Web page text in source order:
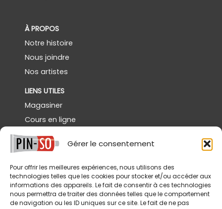
Gérer le consentement
Pour offrir les meilleures expériences, nous utilisons des
technologies telles que les cookies pour stocker et/ou accéder aux
informations des appareils. Le fait de consentir à ces technologies
nous permettra de traiter des données telles que le comportement
de navigation ou les ID uniques sur ce site. Le fait de ne pas
À PROPOS
Notre histoire
Nous joindre
Nos artistes
LIENS UTILES
Magasiner
Cours en ligne
Démos gratuites
Powertex Canada
SERVICES
Livraison